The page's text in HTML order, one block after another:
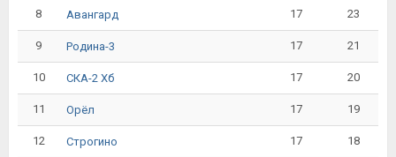
8 Авангард 17 23
9 Родина-3 17 21
10 СКА-2 Хб 17 20
11 Орёл 17 19
12 Строгино 17 18